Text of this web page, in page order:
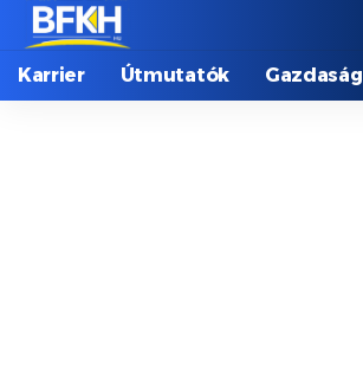
Karrier Útmutatók Gazdaság